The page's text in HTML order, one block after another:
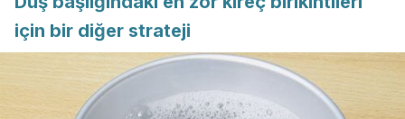
için bir diğer strateji